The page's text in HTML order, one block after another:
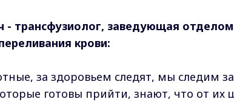
- трансфузиолог, заведующая отделом
крови:
за здоровьем следят, мы следим
готовы прийти, знают, что от их